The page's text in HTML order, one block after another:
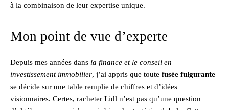
à la combinaison de leur expertise unique.
Mon point de vue d’experte
Depuis mes années dans la finance et le conseil en
investissement immobilier, j’ai appris que toute fusée fulgurante
se décide sur une table remplie de chiffres et d’idées
visionnaires. Certes, racheter Lidl n’est pas qu’une question